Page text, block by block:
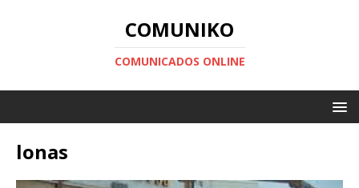
COMUNIKO
COMUNICADOS ONLINE
lonas